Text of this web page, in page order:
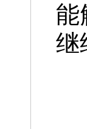
能
继